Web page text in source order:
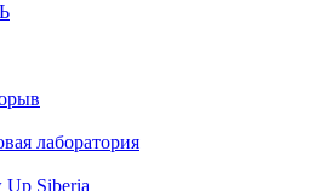
лаборатория
Up Siberia